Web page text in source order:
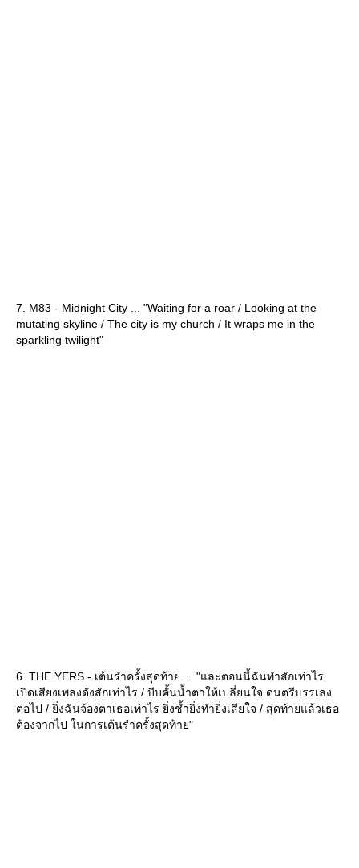
7. M83 - Midnight City ... "Waiting for a roar / Looking at the
mutating skyline / The city is my church / It wraps me in the
sparkling twilight"
6. THE YERS - เต้นรำครั้งสุดท้าย ... "และตอนนี้ฉันทำสักเท่าไร
เปิดเสียงเพลงดังสักเท่าไร / บีบคั้นน้ำตาให้เปลี่ยนใจ ดนตรีบรรเลง
ต่อไป / ยิ่งฉันจ้องตาเธอเท่าไร ยิ่งช้ำยิ่งทำยิ่งเสียใจ / สุดท้ายแล้วเธอ
ต้องจากไป ในการเต้นรำครั้งสุดท้าย"